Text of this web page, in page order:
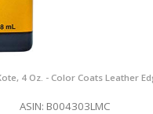
4 Oz. - Color Coats Leather
ASIN: B004303LMC